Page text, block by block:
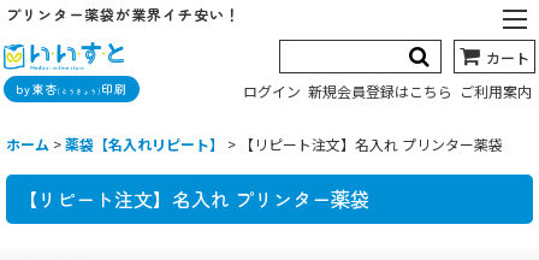
プリンター薬袋が業界イチ安い！
by東杏(とうきょう) 印刷
カート
ログイン 新規会員登録はこちら ご利用案内
ホーム >薬袋【名入れリピート】 > 【リピート注文】名入れ プリンター薬袋
【リピート注文】名入れ プリンター薬袋